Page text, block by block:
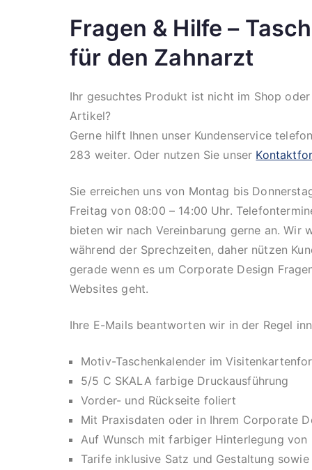
Fragen & Hilfe –
für den Zahnarzt
Ihr gesuchtes Produkt ist nicht im Shop
Artikel?
Gerne hilft Ihnen unser Kundenservice
283 weiter. Oder nutzen Sie unser
Sie erreichen uns von Montag bis
Freitag von 08:00 – 14:00 Uhr.
bieten wir nach Vereinbarung gerne an. Wir
während der Sprechzeiten, daher nützen
gerade wenn es um Corporate Design
Websites geht.
Ihre E-Mails beantworten wir in der Regel
Motiv-Taschenkalender im
5/5 C SKALA farbige Druckausführung
Vorder- und Rückseite foliert
Mit Praxisdaten oder in Ihrem Corporate
Auf Wunsch mit farbiger Hinterlegung von
Tarife inklusive Satz und Gestaltung